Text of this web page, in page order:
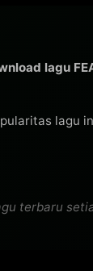
lagu
lagu
terbaru